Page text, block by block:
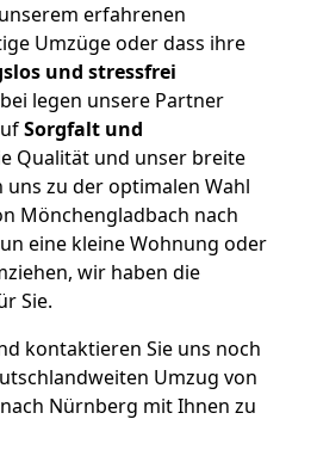
erfahrenen
Umzüge oder dass ihre
und stressfrei
legen unsere Partner
Sorgfalt und
Qualität und unser breite
uns zu der optimalen Wahl
Mönchengladbach nach
eine kleine Wohnung oder
wir haben die
Sie.
kontaktieren Sie uns noch
Umzug von
Nürnberg mit Ihnen zu